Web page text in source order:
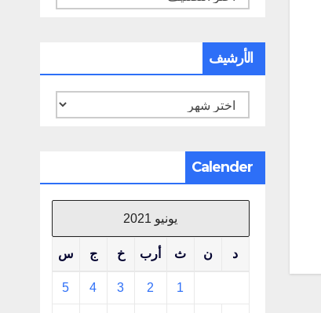
الأرشيف
الأرشيف
Calender
يونيو 2021
د ن ث أرب خ ج س
1
2
3
4
5